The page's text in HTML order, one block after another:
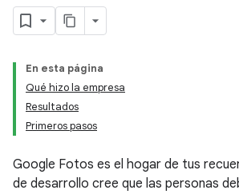
En esta página
Qué hizo la empresa
Resultados
Primeros pasos
Google Fotos es el hogar de tus
de desarrollo cree que las personas